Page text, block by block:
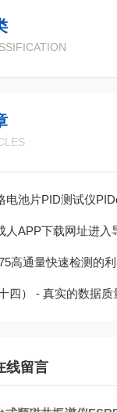
电池片PID测试仪
人APP下载网址进入
高通量快速检测的
四） - 真实的数据质
线留言